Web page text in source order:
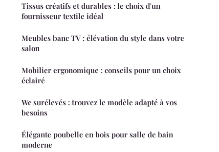
Tissus créatifs et durables : le choix d'un
fournisseur textile idéal
Meubles banc TV : élévation du style dans votre
salon
Mobilier ergonomique : conseils pour un choix
éclairé
Wc surélevés : trouvez le modèle adapté à vos
besoins
Élégante poubelle en bois pour salle de bain
moderne